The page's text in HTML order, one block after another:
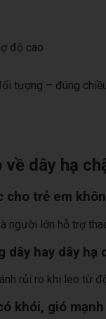
độ cao
tượng – đúng
dây hạ
cho trẻ em
người lớn hỗ trợ
dây hay dây hạ
rủi ro khi leo từ
khói, gió